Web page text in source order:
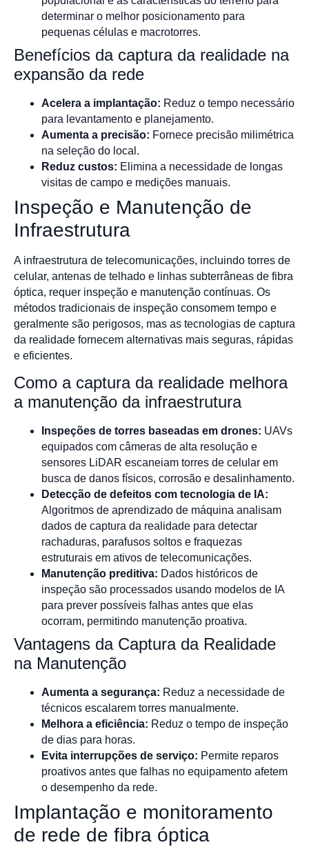
determinar o melhor posicionamento para
pequenas células e macrotorres.
Benefícios da captura da realidade na
expansão da rede
Acelera a implantação: Reduz o tempo necessário
para levantamento e planejamento.
Aumenta a precisão: Fornece precisão milimétrica
na seleção do local.
Reduz custos: Elimina a necessidade de longas
visitas de campo e medições manuais.
Inspeção e Manutenção de
Infraestrutura
A infraestrutura de telecomunicações, incluindo torres de
celular, antenas de telhado e linhas subterrâneas de fibra
óptica, requer inspeção e manutenção contínuas. Os
métodos tradicionais de inspeção consomem tempo e
geralmente são perigosos, mas as tecnologias de captura
da realidade fornecem alternativas mais seguras, rápidas
e eficientes.
Como a captura da realidade melhora
a manutenção da infraestrutura
Inspeções de torres baseadas em drones: UAVs
equipados com câmeras de alta resolução e
sensores LiDAR escaneiam torres de celular em
busca de danos físicos, corrosão e desalinhamento.
Detecção de defeitos com tecnologia de IA:
Algoritmos de aprendizado de máquina analisam
dados de captura da realidade para detectar
rachaduras, parafusos soltos e fraquezas
estruturais em ativos de telecomunicações.
Manutenção preditiva: Dados históricos de
inspeção são processados usando modelos de IA
para prever possíveis falhas antes que elas
ocorram, permitindo manutenção proativa.
Vantagens da Captura da Realidade
na Manutenção
Aumenta a segurança: Reduz a necessidade de
técnicos escalarem torres manualmente.
Melhora a eficiência: Reduz o tempo de inspeção
de dias para horas.
Evita interrupções de serviço: Permite reparos
proativos antes que falhas no equipamento afetem
o desempenho da rede.
Implantação e monitoramento
de rede de fibra óptica